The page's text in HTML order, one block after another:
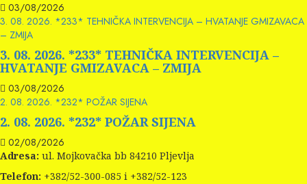
03/08/2026
3. 08. 2026. *233* TEHNIČKA INTERVENCIJA – HVATANJE GMIZAVACA
– ZMIJA
3. 08. 2026. *233* TEHNIČKA INTERVENCIJA –
HVATANJE GMIZAVACA – ZMIJA
03/08/2026
2. 08. 2026. *232* POŽAR SIJENA
2. 08. 2026. *232* POŽAR SIJENA
02/08/2026
Adresa: ul. Mojkovačka bb 84210 Pljevlja
Telefon: +382/52-300-085 i +382/52-123